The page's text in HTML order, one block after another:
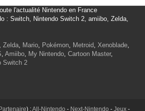
l'actualité Nintendo en France
: Switch, Nintendo Switch 2, amiibo, Zelda,
, Zelda, Mario, Pokémon, Metroid, Xenoblade,
, Amiibo, My Nintendo, Cartoon Master,
Switch 2
) :All-Nintendo - Next-Nintendo - Jeux-